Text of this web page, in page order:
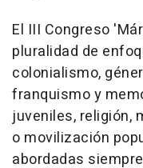
El III Congreso
pluralidad de
colonialismo,
franquismo y
juveniles, religión,
o movilización
abordadas